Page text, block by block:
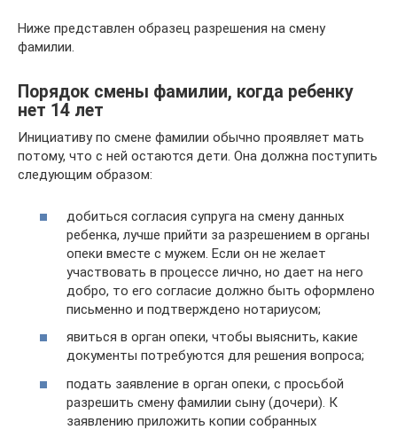
Ниже представлен образец разрешения на смену
фамилии.
Порядок смены фамилии, когда ребенку
нет 14 лет
Инициативу по смене фамилии обычно проявляет мать
потому, что с ней остаются дети. Она должна поступить
следующим образом:
добиться согласия супруга на смену данных
ребенка, лучше прийти за разрешением в органы
опеки вместе с мужем. Если он не желает
участвовать в процессе лично, но дает на него
добро, то его согласие должно быть оформлено
письменно и подтверждено нотариусом;
явиться в орган опеки, чтобы выяснить, какие
документы потребуются для решения вопроса;
подать заявление в орган опеки, с просьбой
разрешить смену фамилии сыну (дочери). К
заявлению приложить копии собранных